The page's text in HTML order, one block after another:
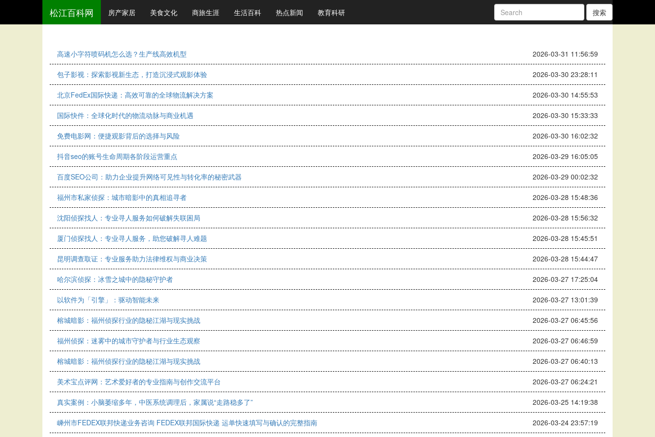
松江百科网 房产家居 美食文化 商旅生涯 生活百科 热点新闻 教育科研 搜索
高速小字符喷码机怎么选？生产线高效机型 2026-03-31 11:56:59
包子影视：探索影视新生态，打造沉浸式观影体验 2026-03-30 23:28:11
北京FedEx国际快递：高效可靠的全球物流解决方案 2026-03-30 14:55:53
国际快件：全球化时代的物流动脉与商业机遇 2026-03-30 15:33:33
免费电影网：便捷观影背后的选择与风险 2026-03-30 16:02:32
抖音seo的账号生命周期各阶段运营重点 2026-03-29 16:05:05
百度SEO公司：助力企业提升网络可见性与转化率的秘密武器 2026-03-29 00:02:32
福州市私家侦探：城市暗影中的真相追寻者 2026-03-28 15:48:36
沈阳侦探找人：专业寻人服务如何破解失联困局 2026-03-28 15:56:32
厦门侦探找人：专业寻人服务，助您破解寻人难题 2026-03-28 15:45:51
昆明调查取证：专业服务助力法律维权与商业决策 2026-03-28 15:44:47
哈尔滨侦探：冰雪之城中的隐秘守护者 2026-03-27 17:25:04
以软件为「引擎」：驱动智能未来 2026-03-27 13:01:39
榕城暗影：福州侦探行业的隐秘江湖与现实挑战 2026-03-27 06:45:56
福州侦探：迷雾中的城市守护者与行业生态观察 2026-03-27 06:46:59
榕城暗影：福州侦探行业的隐秘江湖与现实挑战 2026-03-27 06:40:13
美术宝点评网：艺术爱好者的专业指南与创作交流平台 2026-03-27 06:24:21
真实案例：小脑萎缩多年，中医系统调理后，家属说“走路稳多了” 2026-03-25 14:19:38
嵊州市FEDEX联邦快递业务咨询 FEDEX联邦国际快递 运单快速填写与确认的完整指南 2026-03-24 23:57:19